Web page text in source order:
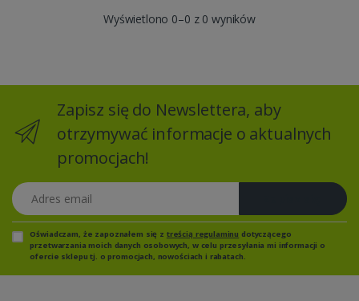
Wyświetlono 0–0 z 0 wyników
Zapisz się do Newslettera, aby
otrzymywać informacje o aktualnych
promocjach!
Adres email
Oświadczam, że zapoznałem się z treścią regulaminu dotyczącego
przetwarzania moich danych osobowych, w celu przesyłania mi informacji o
ofercie sklepu tj. o promocjach, nowościach i rabatach.